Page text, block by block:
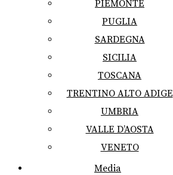
PIEMONTE
PUGLIA
SARDEGNA
SICILIA
TOSCANA
TRENTINO ALTO ADIGE
UMBRIA
VALLE D’AOSTA
VENETO
Media